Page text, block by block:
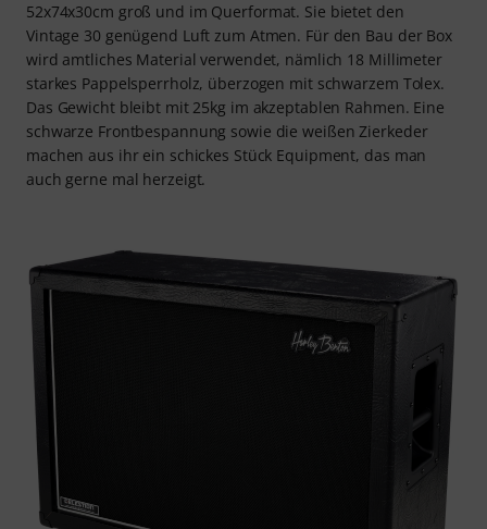
52x74x30cm groß und im Querformat. Sie bietet den
Vintage 30 genügend Luft zum Atmen. Für den Bau der Box
wird amtliches Material verwendet, nämlich 18 Millimeter
starkes Pappelsperrholz, überzogen mit schwarzem Tolex.
Das Gewicht bleibt mit 25kg im akzeptablen Rahmen. Eine
schwarze Frontbespannung sowie die weißen Zierkeder
machen aus ihr ein schickes Stück Equipment, das man
auch gerne mal herzeigt.